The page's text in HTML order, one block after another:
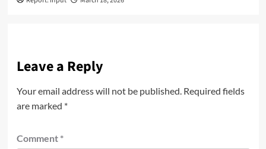
Leave a Reply
Your email address will not be published. Required fields
are marked *
Comment *